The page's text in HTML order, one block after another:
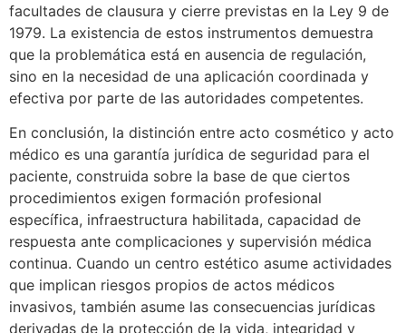
facultades de clausura y cierre previstas en la Ley 9 de
1979. La existencia de estos instrumentos demuestra
que la problemática está en ausencia de regulación,
sino en la necesidad de una aplicación coordinada y
efectiva por parte de las autoridades competentes.
En conclusión, la distinción entre acto cosmético y acto
médico es una garantía jurídica de seguridad para el
paciente, construida sobre la base de que ciertos
procedimientos exigen formación profesional
específica, infraestructura habilitada, capacidad de
respuesta ante complicaciones y supervisión médica
continua. Cuando un centro estético asume actividades
que implican riesgos propios de actos médicos
invasivos, también asume las consecuencias jurídicas
derivadas de la protección de la vida, integridad y